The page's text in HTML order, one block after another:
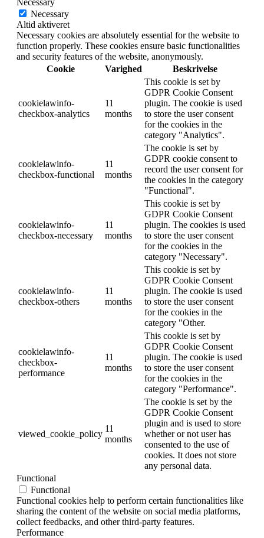
Necessary
Altid aktiveret
Necessary cookies are absolutely essential for the website to
function properly. These cookies ensure basic functionalities
and security features of the website, anonymously.
Cookie
Varighed Beskrivelse
cookielawinfo-
checkbox-analytics
11
months
This cookie is set by
GDPR Cookie Consent
plugin. The cookie is used
to store the user consent
for the cookies in the
category "Analytics".
cookielawinfo-
checkbox-functional
11
months
The cookie is set by
GDPR cookie consent to
record the user consent for
the cookies in the category
"Functional".
cookielawinfo-
checkbox-necessary
11
months
This cookie is set by
GDPR Cookie Consent
plugin. The cookies is used
to store the user consent
for the cookies in the
category "Necessary".
cookielawinfo-
checkbox-others
11
months
This cookie is set by
GDPR Cookie Consent
plugin. The cookie is used
to store the user consent
for the cookies in the
category "Other.
cookielawinfo-
checkbox-
performance
11
months
This cookie is set by
GDPR Cookie Consent
plugin. The cookie is used
to store the user consent
for the cookies in the
category "Performance".
viewed_cookie_policy
11
months
The cookie is set by the
GDPR Cookie Consent
plugin and is used to store
whether or not user has
consented to the use of
cookies. It does not store
any personal data.
Functional
Functional
Functional cookies help to perform certain functionalities like
sharing the content of the website on social media platforms,
collect feedbacks, and other third-party features.
Performance